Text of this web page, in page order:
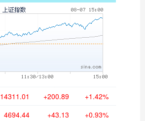
14311.01 +200.89 +1.42%
4694.44 +43.13 +0.93%